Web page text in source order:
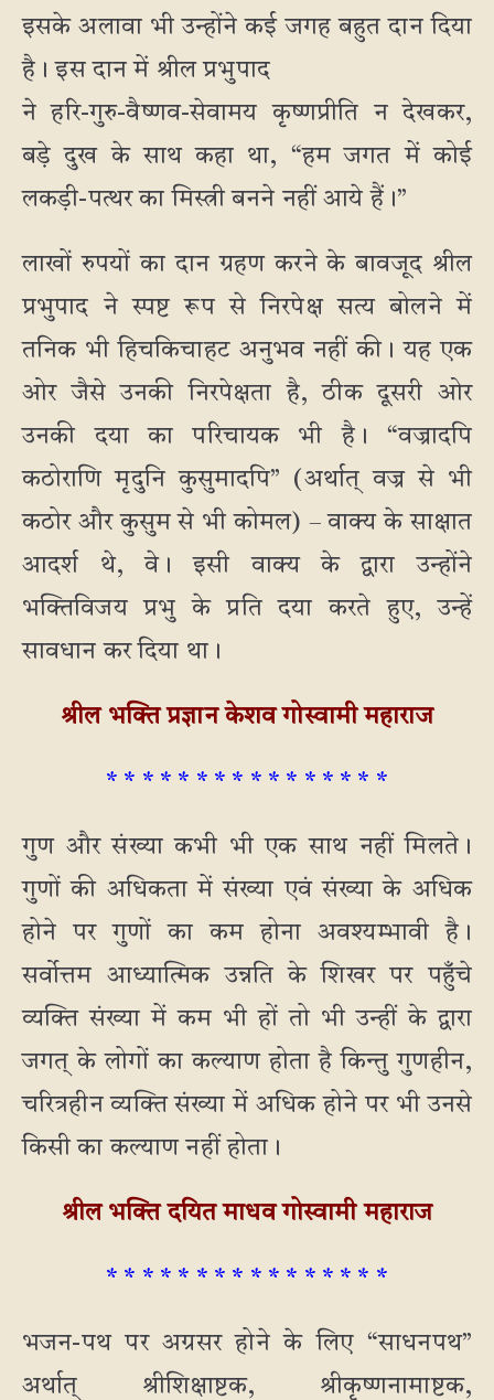
इसके अलावा भी उन्होंने कई जगह बहुत दान दिया
है। इस दान में श्रील प्रभुपाद
ने हरि-गुरु-वैष्णव-सेवामय कृष्णप्रीति न देखकर,
बड़े दुख के साथ कहा था, “हम जगत में कोई
लकड़ी-पत्थर का मिस्त्री बनने नहीं आये हैं।”
लाखों रुपयों का दान ग्रहण करने के बावजूद श्रील
प्रभुपाद ने स्पष्ट रूप से निरपेक्ष सत्य बोलने में
तनिक भी हिचकिचाहट अनुभव नहीं की। यह एक
ओर जैसे उनकी निरपेक्षता है, ठीक दूसरी ओर
उनकी दया का परिचायक भी है। “वज्रादपि
कठोराणि मृदुनि कुसुमादपि” (अर्थात् वज्र से भी
कठोर और कुसुम से भी कोमल) – वाक्य के साक्षात
आदर्श थे, वे। इसी वाक्य के द्वारा उन्होंने
भक्तिविजय प्रभु के प्रति दया करते हुए, उन्हें
सावधान कर दिया था।
श्रील भक्ति प्रज्ञान केशव गोस्वामी महाराज
* * * * * * * * * * * * * * * *
गुण और संख्या कभी भी एक साथ नहीं मिलते।
गुणों की अधिकता में संख्या एवं संख्या के अधिक
होने पर गुणों का कम होना अवश्यम्भावी है।
सर्वोत्तम आध्यात्मिक उन्नति के शिखर पर पहुँचे
व्यक्ति संख्या में कम भी हों तो भी उन्हीं के द्वारा
जगत् के लोगों का कल्याण होता है किन्तु गुणहीन,
चरित्रहीन व्यक्ति संख्या में अधिक होने पर भी उनसे
किसी का कल्याण नहीं होता।
श्रील भक्ति दयित माधव गोस्वामी महाराज
* * * * * * * * * * * * * * * *
भजन-पथ पर अग्रसर होने के लिए “साधनपथ”
अर्थात् श्रीशिक्षाष्टक, श्रीकृष्णनामाष्टक,